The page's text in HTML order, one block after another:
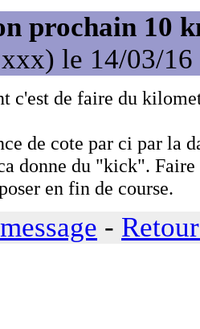
prochain 10
le 14/03/16
c'est de faire du
de cote par ci par la
donne du "kick". Faire
en fin de course.
-